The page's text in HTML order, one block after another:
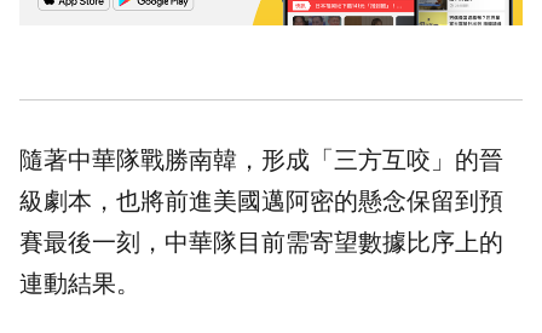
隨著中華隊戰勝南韓，形成「三方互咬」的晉
級劇本，也將前進美國邁阿密的懸念保留到預
賽最後一刻，中華隊目前需寄望數據比序上的
連動結果。